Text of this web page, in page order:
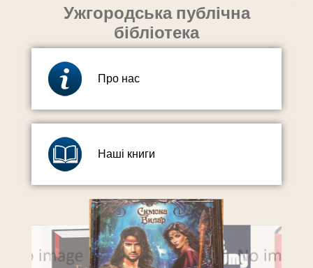
Ужгородська публічна
бібліотека
Про нас
Наші книги